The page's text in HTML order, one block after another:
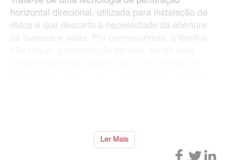
horizontal direcional, utilizada para instalação de
dutos e que descarta a necessidade da abertura
Ler Mais